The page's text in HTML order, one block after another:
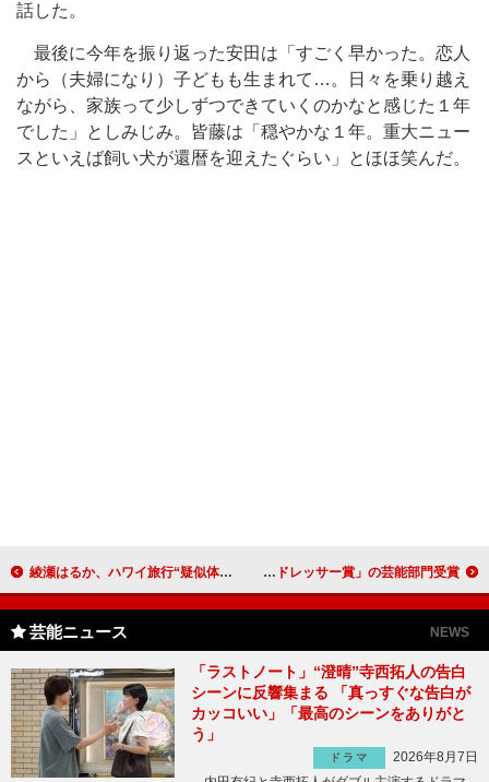
話した。
最後に今年を振り返った安田は「すごく早かった。恋人
から（夫婦になり）子どもも生まれて…。日々を乗り越え
ながら、家族って少しずつできていくのかなと感じた１年
でした」としみじみ。皆藤は「穏やかな１年。重大ニュー
スといえば飼い犬が還暦を迎えたぐらい」とほほ笑んだ。
綾瀬はるか、ハワイ旅行“疑似体験”で笑顔 理想の楽しみ方は「何も考えずに浮き輪でプカプカ」 高橋一生「いろんな人の人生を生きるのは面白い」 有村架純と「ベストドレッサー賞」の芸能部門受賞
芸能ニュース NEWS
「ラストノート」“澄晴”寺西拓人の告白
シーンに反響集まる 「真っすぐな告白が
カッコいい」「最高のシーンをありがと
う」
ドラマ
2026年8月7日